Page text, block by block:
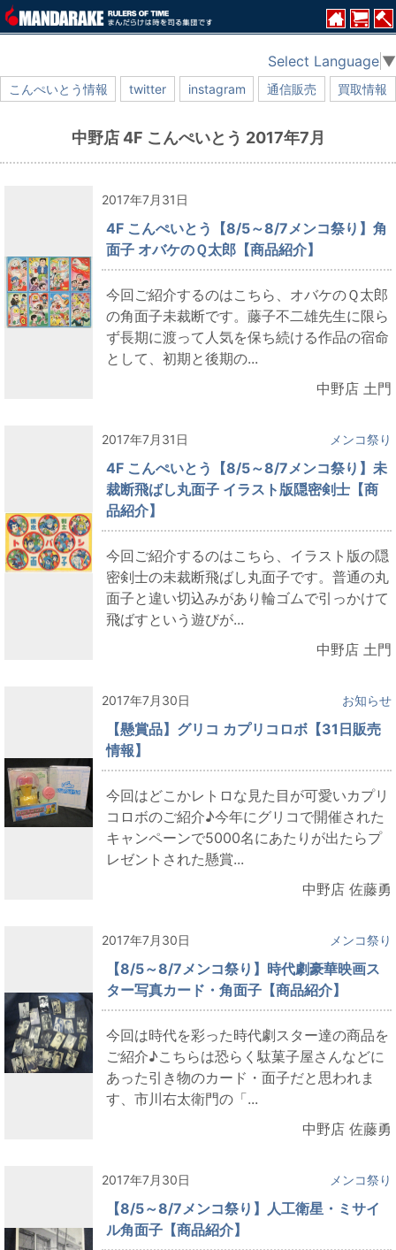
こんぺいとう情報 twitter instagram 通信販売 買取情報
Select Language ▼
中野店 4F こんぺいとう 2017年7月
2017年7月31日
4F こんぺいとう【8/5～8/7メンコ祭り】角
面子 オバケのＱ太郎【商品紹介】
今回ご紹介するのはこちら、オバケのＱ太郎
の角面子未裁断です。藤子不二雄先生に限ら
ず長期に渡って人気を保ち続ける作品の宿命
として、初期と後期の...
中野店 土門
2017年7月31日 メンコ祭り
4F こんぺいとう【8/5～8/7メンコ祭り】未
裁断飛ばし丸面子 イラスト版隠密剣士【商
品紹介】
今回ご紹介するのはこちら、イラスト版の隠
密剣士の未裁断飛ばし丸面子です。普通の丸
面子と違い切込みがあり輪ゴムで引っかけて
飛ばすという遊びが...
中野店 土門
2017年7月30日 お知らせ
【懸賞品】グリコ カプリコロボ【31日販売
情報】
今回はどこかレトロな見た目が可愛いカプリ
コロボのご紹介♪今年にグリコで開催された
キャンペーンで5000名にあたりが出たらプ
レゼントされた懸賞...
中野店 佐藤勇
2017年7月30日 メンコ祭り
【8/5～8/7メンコ祭り】時代劇豪華映画ス
ター写真カード・角面子【商品紹介】
今回は時代を彩った時代劇スター達の商品を
ご紹介♪こちらは恐らく駄菓子屋さんなどに
あった引き物のカード・面子だと思われま
す、市川右太衛門の「...
中野店 佐藤勇
2017年7月30日 メンコ祭り
【8/5～8/7メンコ祭り】人工衛星・ミサイ
ル角面子【商品紹介】